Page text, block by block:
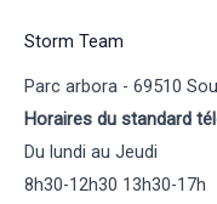
Storm Team
Parc arbora - 69510
Horaires du standard
Du lundi au Jeudi
8h30-12h30 13h30-17h